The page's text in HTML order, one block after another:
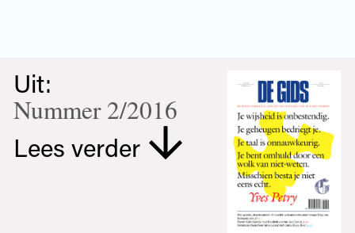
Uit:
Nummer 2/2016
Lees verder